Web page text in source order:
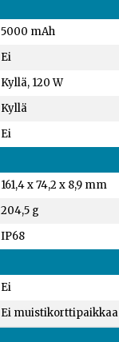
5000 mAh
Ei
Kyllä, 120 W
Kyllä
Ei
161,4 x 74,2 x 8,9 mm
204,5 g
IP68
Ei
Ei muistikorttipaikkaa